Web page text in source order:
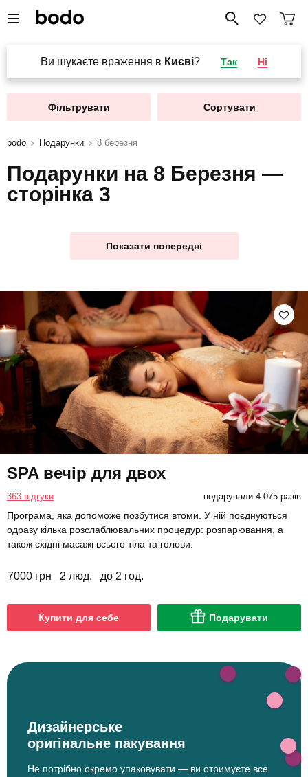
Ви шукаєте враження в Києві? Так Ні
Фільтрувати Сортувати
bodo Подарунки 8 березня
Подарунки на 8 Березня —
сторінка 3
Показати попередні
SPA вечір для двох
363 відгуки подарували 4 075 разів
Програма, яка допоможе позбутися втоми. У ній поєднуються
одразу кілька розслаблювальних процедур: розпарювання, а
також східні масажі всього тіла та голови.
7000 грн 2 люд. до 2 год.
Купити для себе Подарувати
Дизайнерське
оригінальне пакування
Не потрібно окремо упаковувати — ви отримуєте все